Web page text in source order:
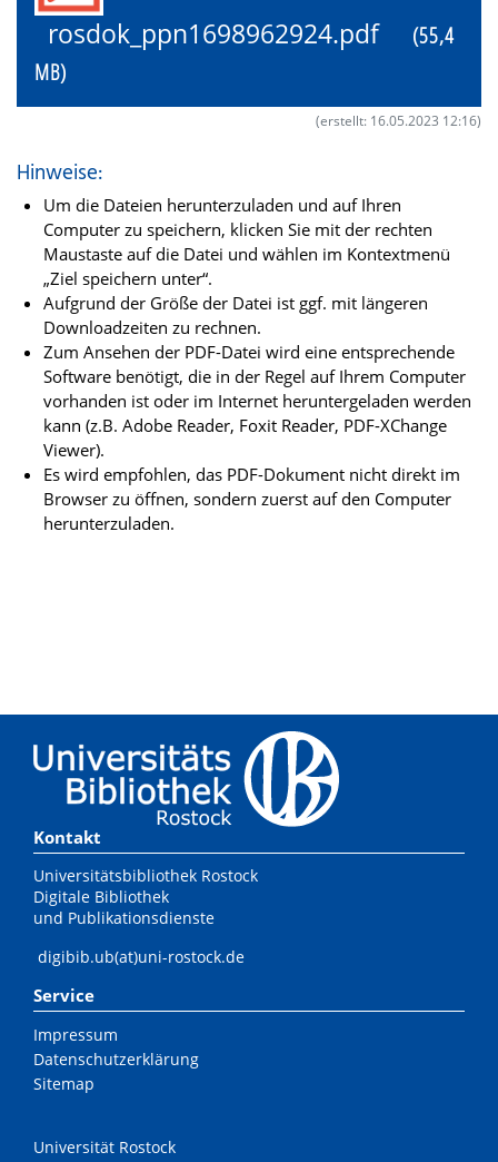
rosdok_ppn1698962924.pdf
(55,4
MB)
(erstellt: 16.05.2023 12:16)
Hinweise:
Um die Dateien herunterzuladen und auf Ihren
Computer zu speichern, klicken Sie mit der rechten
Maustaste auf die Datei und wählen im Kontextmenü
„Ziel speichern unter“.
Aufgrund der Größe der Datei ist ggf. mit längeren
Downloadzeiten zu rechnen.
Zum Ansehen der PDF-Datei wird eine entsprechende
Software benötigt, die in der Regel auf Ihrem Computer
vorhanden ist oder im Internet heruntergeladen werden
kann (z.B. Adobe Reader, Foxit Reader, PDF-XChange
Viewer).
Es wird empfohlen, das PDF-Dokument nicht direkt im
Browser zu öffnen, sondern zuerst auf den Computer
herunterzuladen.
Kontakt
Universitätsbibliothek Rostock
Digitale Bibliothek
und Publikationsdienste
digibib.ub(at)uni-rostock.de
Service
Impressum
Datenschutzerklärung
Sitemap
Universität Rostock